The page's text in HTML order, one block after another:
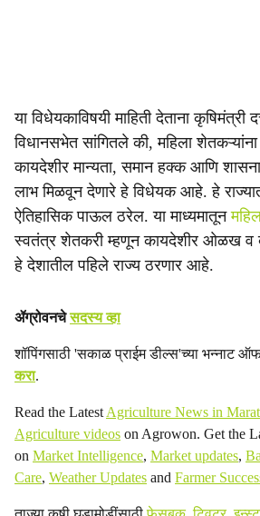
या विधेयकाविषयी माहिती देताना कृषिमंत्री
विधानसभेत सांगितले की, महिला
कायदेशीर मान्यता, समान हक्क आणि
लाभ मिळवून देणारे हे विधेयक आहे. हे
ऐतिहासिक पाऊल ठरेल. या माध्यमातून
स्वतंत्र शेतकरी म्हणून कायदेशीर ओळख व
हे देशातील पहिले राज्य ठरणार आहे.
ॲग्रोवनचेसदस्य व्हा
शॉपिंगसाठी 'सकाळ प्राईम डील्स'च्या भन्नाट
करा.
Read the Latest Agriculture News in
Agriculture videos on Agrowon. Get the
on Market Intelligence, Market updates,
Care, Weather Updates and Farmer